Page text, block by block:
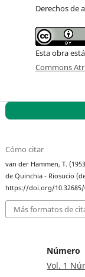
Derechos de
Esta obra
Commons
Cómo citar
van der Hammen, T.
de Quinchia - Riosucio
https://doi.org/10.32685/
Más formatos de
Número
Vol. 1